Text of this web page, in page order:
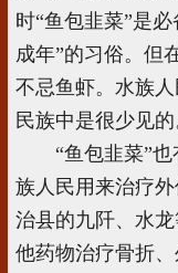
时“鱼包韭菜”是
成年”的习俗。但
不忌鱼虾。水族
民族中是很少见的
“鱼包韭菜”也
族人民用来治疗
治县的九阡、水
他药物治疗骨折